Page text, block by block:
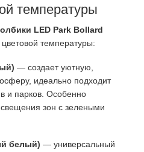
температуры
LED Park Bollard
температуры:
— создает уютную,
идеально подходит
и парков. Особенно
зон с зелеными
белый) — универсальный